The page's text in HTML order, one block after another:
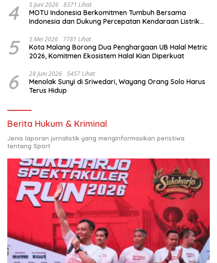
4 5 Juni 2026 8371 Lihat
MOTU Indonesia Berkomitmen Tumbuh Bersama
Indonesia dan Dukung Percepatan Kendaraan Listrik
5 5 Mei 2026 7781 Lihat
Kota Malang Borong Dua Penghargaan UB Halal Metric
2026, Komitmen Ekosistem Halal Kian Diperkuat
6 28 Juni 2026 5457 Lihat
Menolak Sunyi di Sriwedari, Wayang Orang Solo Harus
Terus Hidup
Berita Hukum & Kriminal
Jenis laporan jurnalistik yang menginformasikan peristiwa
tentang Sport